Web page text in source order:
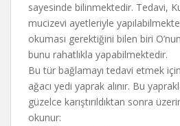
sayesinde bilinmektedir. Tedavi,
mucizevi ayetleriyle
okuması gerektiğini bilen biri
bunu rahatlıkla yapabilmektedir.
Bu tür bağlamayı tedavi etmek
ağacı yedi yaprak alınır. Bu
güzelce karıştırıldıktan sonra
okunur: